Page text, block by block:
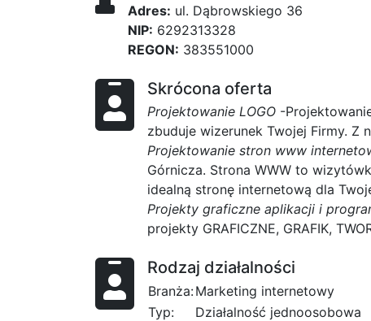
Adres: ul. Dąbrowskiego 36
NIP: 6292313328
REGON: 383551000
Skrócona oferta
Projektowanie LOGO -
zbuduje wizerunek Twojej Firmy. Z
Projektowanie stron www
Górnicza. Strona WWW to
idealną stronę internetową dla
Projekty graficzne aplikacji i
projekty GRAFICZNE, GRAFIK,
Rodzaj działalności
Branża:Marketing internetowy
Typ:
Działalność jednoosobowa